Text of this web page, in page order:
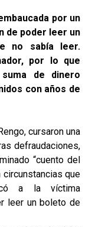
por un
de poder leer un
no sabía leer.
por lo que
de dinero
con años de
cursaron una
defraudaciones,
“cuento del
circunstancias que
a la víctima
leer un boleto de